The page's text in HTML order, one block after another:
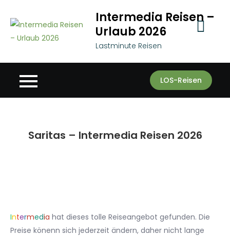
content
Intermedia Reisen –
Urlaub 2026
Lastminute Reisen
LOS-Reisen
Saritas – Intermedia Reisen 2026
Intermedia hat dieses tolle Reiseangebot gefunden. Die
Preise könenn sich jederzeit ändern, daher nicht lange